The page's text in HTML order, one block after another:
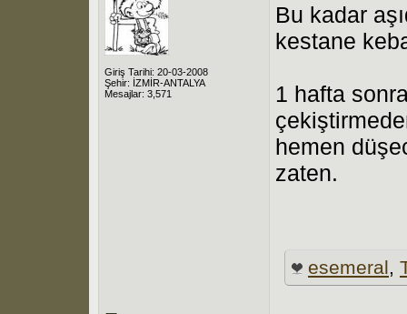
Giriş Tarihi: 20-03-2008
Şehir: İZMİR-ANTALYA
Mesajlar: 3,571
Bu kadar
kestane
1 hafta
hemen
zaten.
esemeral,